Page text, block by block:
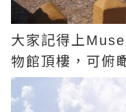
大家記得上
物館頂樓，可俯